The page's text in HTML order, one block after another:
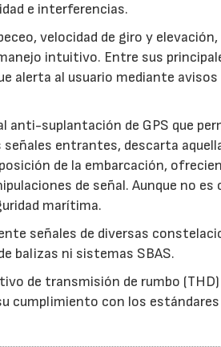
e interferencias.
velocidad de giro y
intuitivo. Entre sus
alerta al usuario mediante
anti-suplantación de GPS que
entrantes, descarta
de la embarcación,
de señal. Aunque no es
marítima.
señales de diversas
balizas ni sistemas SBAS.
de transmisión de rumbo
cumplimiento con los